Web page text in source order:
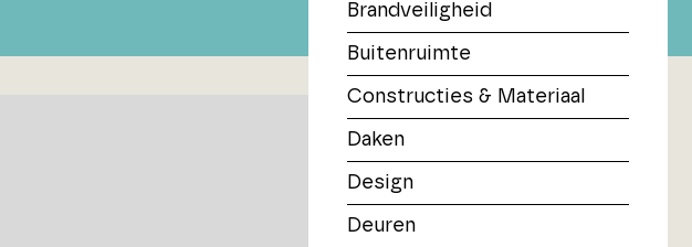
Brandveiligheid
Buitenruimte
Constructies & Materiaal
Daken
Design
Deuren